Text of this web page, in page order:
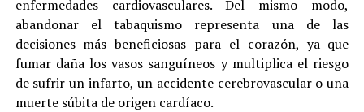
enfermedades cardiovasculares. Del mismo modo,
abandonar el tabaquismo representa una de las
decisiones más beneficiosas para el corazón, ya que
fumar daña los vasos sanguíneos y multiplica el riesgo
de sufrir un infarto, un accidente cerebrovascular o una
muerte súbita de origen cardíaco.